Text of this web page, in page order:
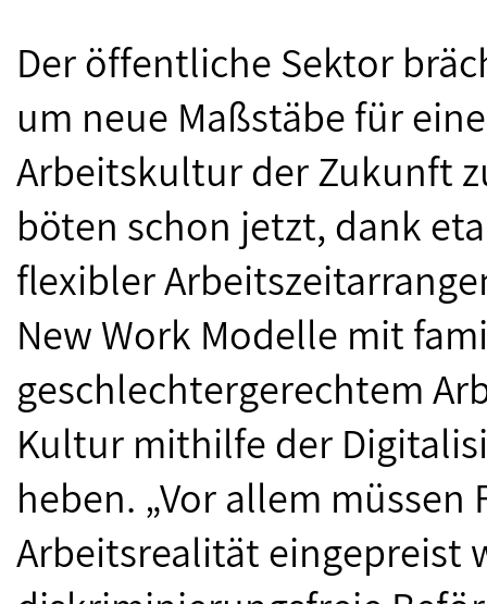
Der öffentliche Sektor
um neue Maßstäbe für
Arbeitskultur der Zukunft
böten schon jetzt, dank
flexibler
New Work Modelle mit
geschlechtergerechtem
Kultur mithilfe der
heben. „Vor allem
Arbeitsrealität eingepreist